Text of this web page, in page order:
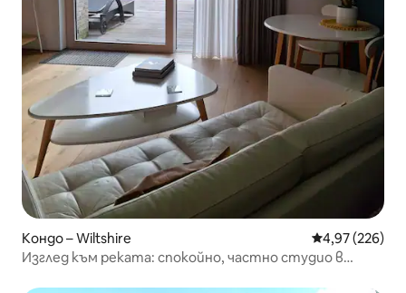
Кондо – Wiltshire Средна
4,97 (226)
Изглед към реката: спокойно, частно студио в